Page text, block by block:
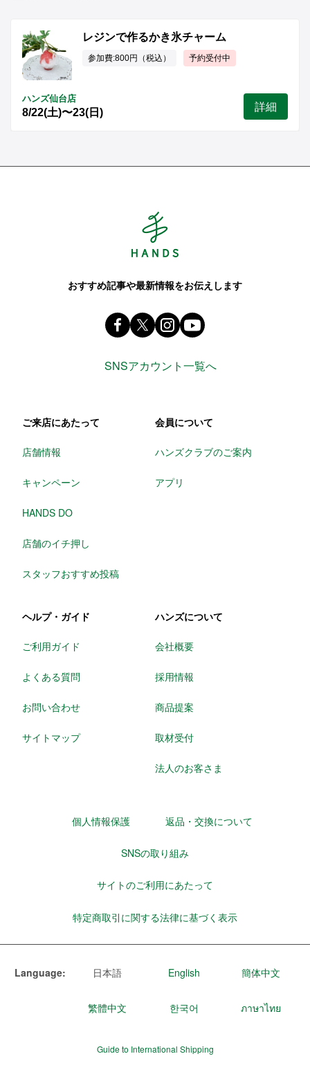
レジンで作るかき氷チャーム
参加費:800円（税込） 予約受付中
ハンズ仙台店
8/22(土)〜23(日) 詳細
おすすめ記事や最新情報をお伝えします
Facebook ハンズ公式ファンページ
X(旧 twitter) @Hands_official_
instagram
SNSアカウント一覧へ
ご来店にあたって
店舗情報
キャンペーン
HANDS DO
店舗のイチ押し
スタッフおすすめ投稿
会員について
ハンズクラブのご案内
アプリ
ヘルプ・ガイド
ご利用ガイド
よくある質問
お問い合わせ
サイトマップ
ハンズについて
会社概要
採用情報
商品提案
取材受付
法人のお客さま
個人情報保護 返品・交換について
SNSの取り組み
サイトのご利用にあたって
特定商取引に関する法律に基づく表示
Language: 日本語 English 簡体中文
繁體中文 한국어 ภาษาไทย
Guide to International Shipping